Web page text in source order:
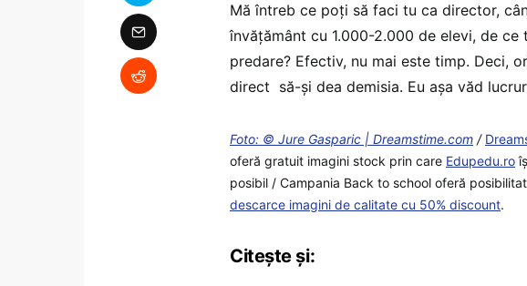
Mă întreb ce poți să faci tu ca director,
învățământ cu 1.000-2.000 de elevi, de
predare? Efectiv, nu mai este timp. Deci,
direct să-și dea demisia. Eu așa văd
Foto: © Jure Gasparic | Dreamstime.com /
oferă gratuit imagini stock prin care Edupedu.ro
posibil / Campania Back to school oferă
descarce imagini de calitate cu 50% discount.
Citește și: